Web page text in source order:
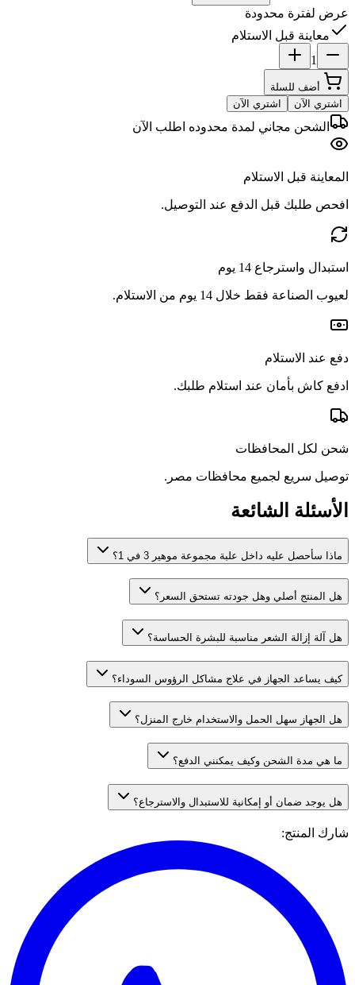
عرض لفترة محدودة
معاينة قبل الاستلام
1
أضف للسلة
اشتري الآن
اشتري الآن
الشحن مجاني لمدة محدوده اطلب الآن
المعاينة قبل الاستلام
افحص طلبك قبل الدفع عند التوصيل.
استبدال واسترجاع 14 يوم
لعيوب الصناعة فقط خلال 14 يوم من الاستلام.
دفع عند الاستلام
ادفع كاش بأمان عند استلام طلبك.
شحن لكل المحافظات
توصيل سريع لجميع محافظات مصر.
الأسئلة الشائعة
ماذا سأحصل عليه داخل علبة مجموعة موهير 3 في 1؟
هل المنتج أصلي وهل جودته تستحق السعر؟
هل آلة إزالة الشعر مناسبة للبشرة الحساسة؟
كيف يساعد الجهاز في علاج مشاكل الرؤوس السوداء؟
هل الجهاز سهل الحمل والاستخدام خارج المنزل؟
ما هي مدة الشحن وكيف يمكنني الدفع؟
هل يوجد ضمان أو إمكانية للاستبدال والاسترجاع؟
شارك المنتج: